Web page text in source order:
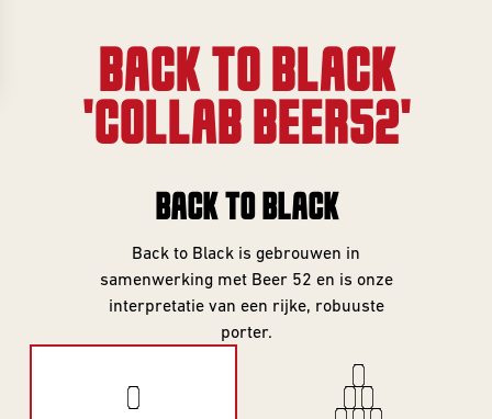
SERIES
Great Minds
Series
Smooth
Criminals
For The Love
overview
About
Frontaal
Contact
brewing
BACK TO BLACK
'COLLAB BEER52'
BACK TO BLACK
Back to Black is gebrouwen in
samenwerking met Beer 52 en is onze
interpretatie van een rijke, robuuste
porter.